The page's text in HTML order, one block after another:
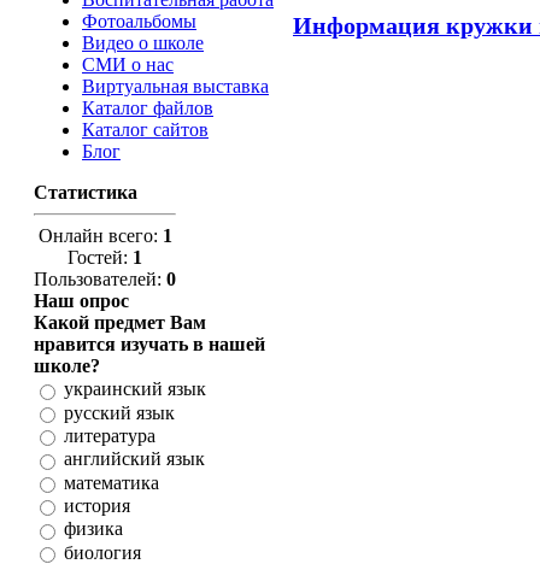
Фотоальбомы
Видео о школе
СМИ о нас
Виртуальная выставка
Каталог файлов
Каталог сайтов
Блог
Статистика
Онлайн всего: 1
Гостей: 1
Пользователей: 0
Наш опрос
Какой предмет Вам
нравится изучать в нашей
школе?
украинский язык
русский язык
литература
английский язык
математика
история
физика
биология
Информация кружки